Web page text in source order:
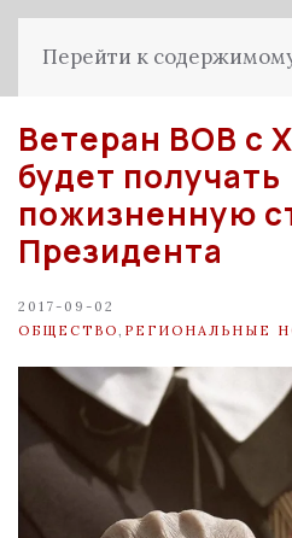
Перейти к
Ветеран ВОВ с
будет получать
пожизненную
Президента
2017-09-02
ОБЩЕСТВО РЕГИОНАЛЬНЫЕ